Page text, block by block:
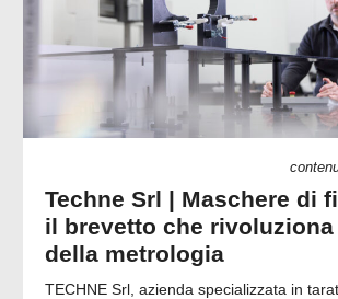
Techne Srl | Maschere di
il brevetto che
della metrologia
TECHNE Srl, azienda specializzata in